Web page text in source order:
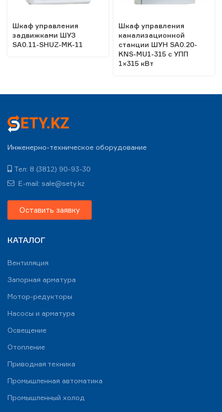
Шкаф управления
задвижками ШУЗ
SA0.11-SHUZ-MK-11
Шкаф управления
канализационной
станции ШУН SA0.20-
KNS-MU1-315 c УПП
1×315 кВт
Инженерно-техническое оборудование
Тел: 8 (3812) 90-93-30
E-mail: sale@sety.kz
Оставить заявку
КАТАЛОГ
Вентиляция
Запорная арматура
Мотор-редукторы
Насосы и арматура
Освещение
Отопление
Приводная техника
Промышленная автоматика
Промышленный холод